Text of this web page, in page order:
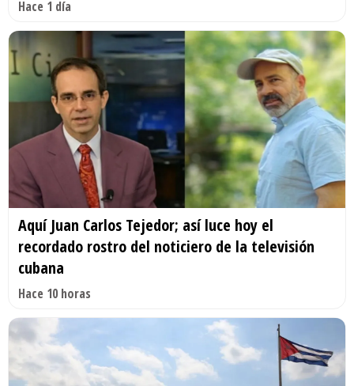
Hace 1 día
Aquí Juan Carlos Tejedor; así luce hoy el
recordado rostro del noticiero de la televisión
cubana
Hace 10 horas